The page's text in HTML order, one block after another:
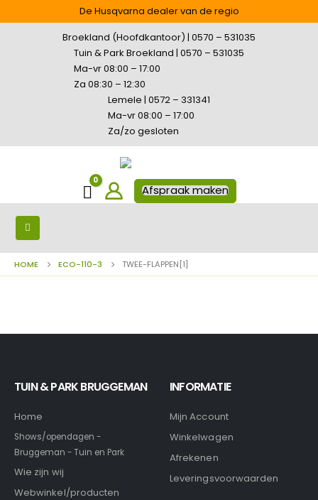
De Husqvarna dealer van de regio
Broekland (Hoofdkantoor) | 0570 – 531035
Tuin & Park Broekland | 0570 – 531035
Ma-vr 08:00 – 17:00
Za 08:30 – 12:30
Lemele | 0572 – 331341
Ma-vr 08:00 – 17:00
Za/zo gesloten
Winkelwagen
0
Afspraak maken
HOME ECO-110-3 TWEE-FLAPPEN[1]
TUIN & PARK BRUGGEMAN
Home
Shows/opendagen -
Bruggeman - Tuin en Park
Wie zijn wij
Webwinkel/producten
INFORMATIE
Mijn Account
Winkelwagen
Afrekenen
Leveringsvoorwaarden